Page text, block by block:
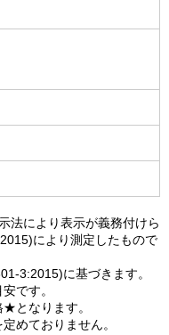
法により表示が義務付けら
により測定したもので
3:2015)に基づきます。
です。
となります。
めておりません。